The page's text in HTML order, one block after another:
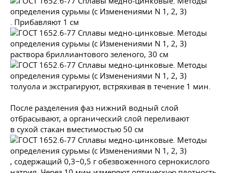
. Прибавляют 1 см
раствора бриллиантового зеленого, 30 см
толуола и экстрагируют, встряхивая в течение 1 мин.
После разделения фаз нижний водный слой
отбрасывают, а органический слой переливают
в сухой стакан вместимостью 50 см
, содержащий 0,3−0,5 г обезвоженного сернокислого